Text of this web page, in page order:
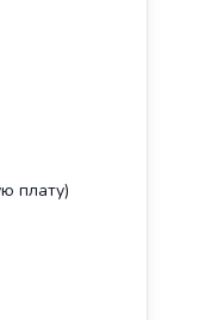
плату)